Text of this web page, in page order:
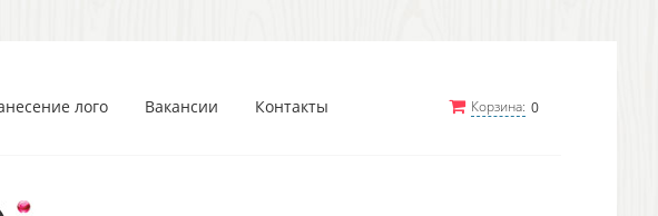
Корзина: 0
лого Вакансии Контакты